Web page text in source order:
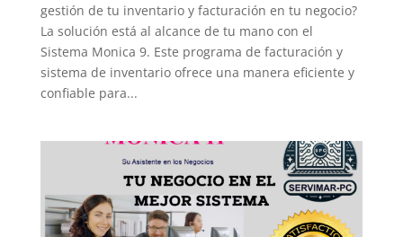
gestión de tu inventario y facturación en tu negocio?
La solución está al alcance de tu mano con el
Sistema Monica 9. Este programa de facturación y
sistema de inventario ofrece una manera eficiente y
confiable para...